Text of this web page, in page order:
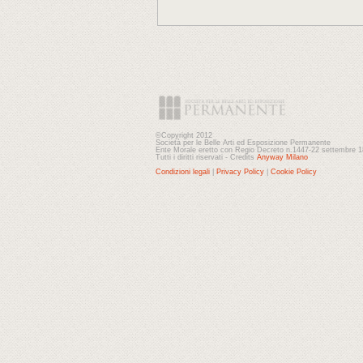
©Copyright 2012
Società per le Belle Arti ed Esposizione Permanente
Ente Morale eretto con Regio Decreto n.1447-22 settembre
Tutti i diritti riservati - Credits Anyway Milano
Condizioni legali
Privacy Policy Cookie Policy